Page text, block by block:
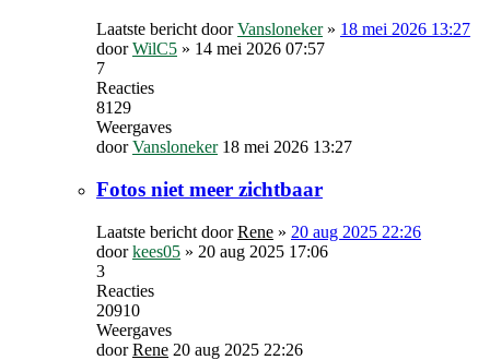
Laatste bericht doorVansloneker» 18 mei 2026 13:27
doorWilC5 » 14 mei 2026 07:57
7
Reacties
8129
Weergaves
doorVansloneker 18 mei 2026 13:27
Fotos niet meer zichtbaar
Laatste bericht doorRene » 20 aug 2025 22:26
doorkees05 » 20 aug 2025 17:06
3
Reacties
20910
Weergaves
doorRene 20 aug 2025 22:26